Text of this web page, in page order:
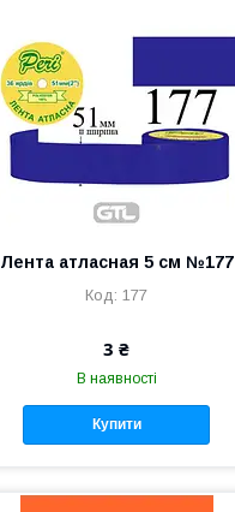
Лента атласная 5 см №177
177
3 ₴
В наявності
Купити